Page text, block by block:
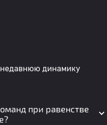
недавнюю динамику
при равенстве